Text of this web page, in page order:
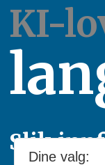
KI-
Slik
Dine valg: